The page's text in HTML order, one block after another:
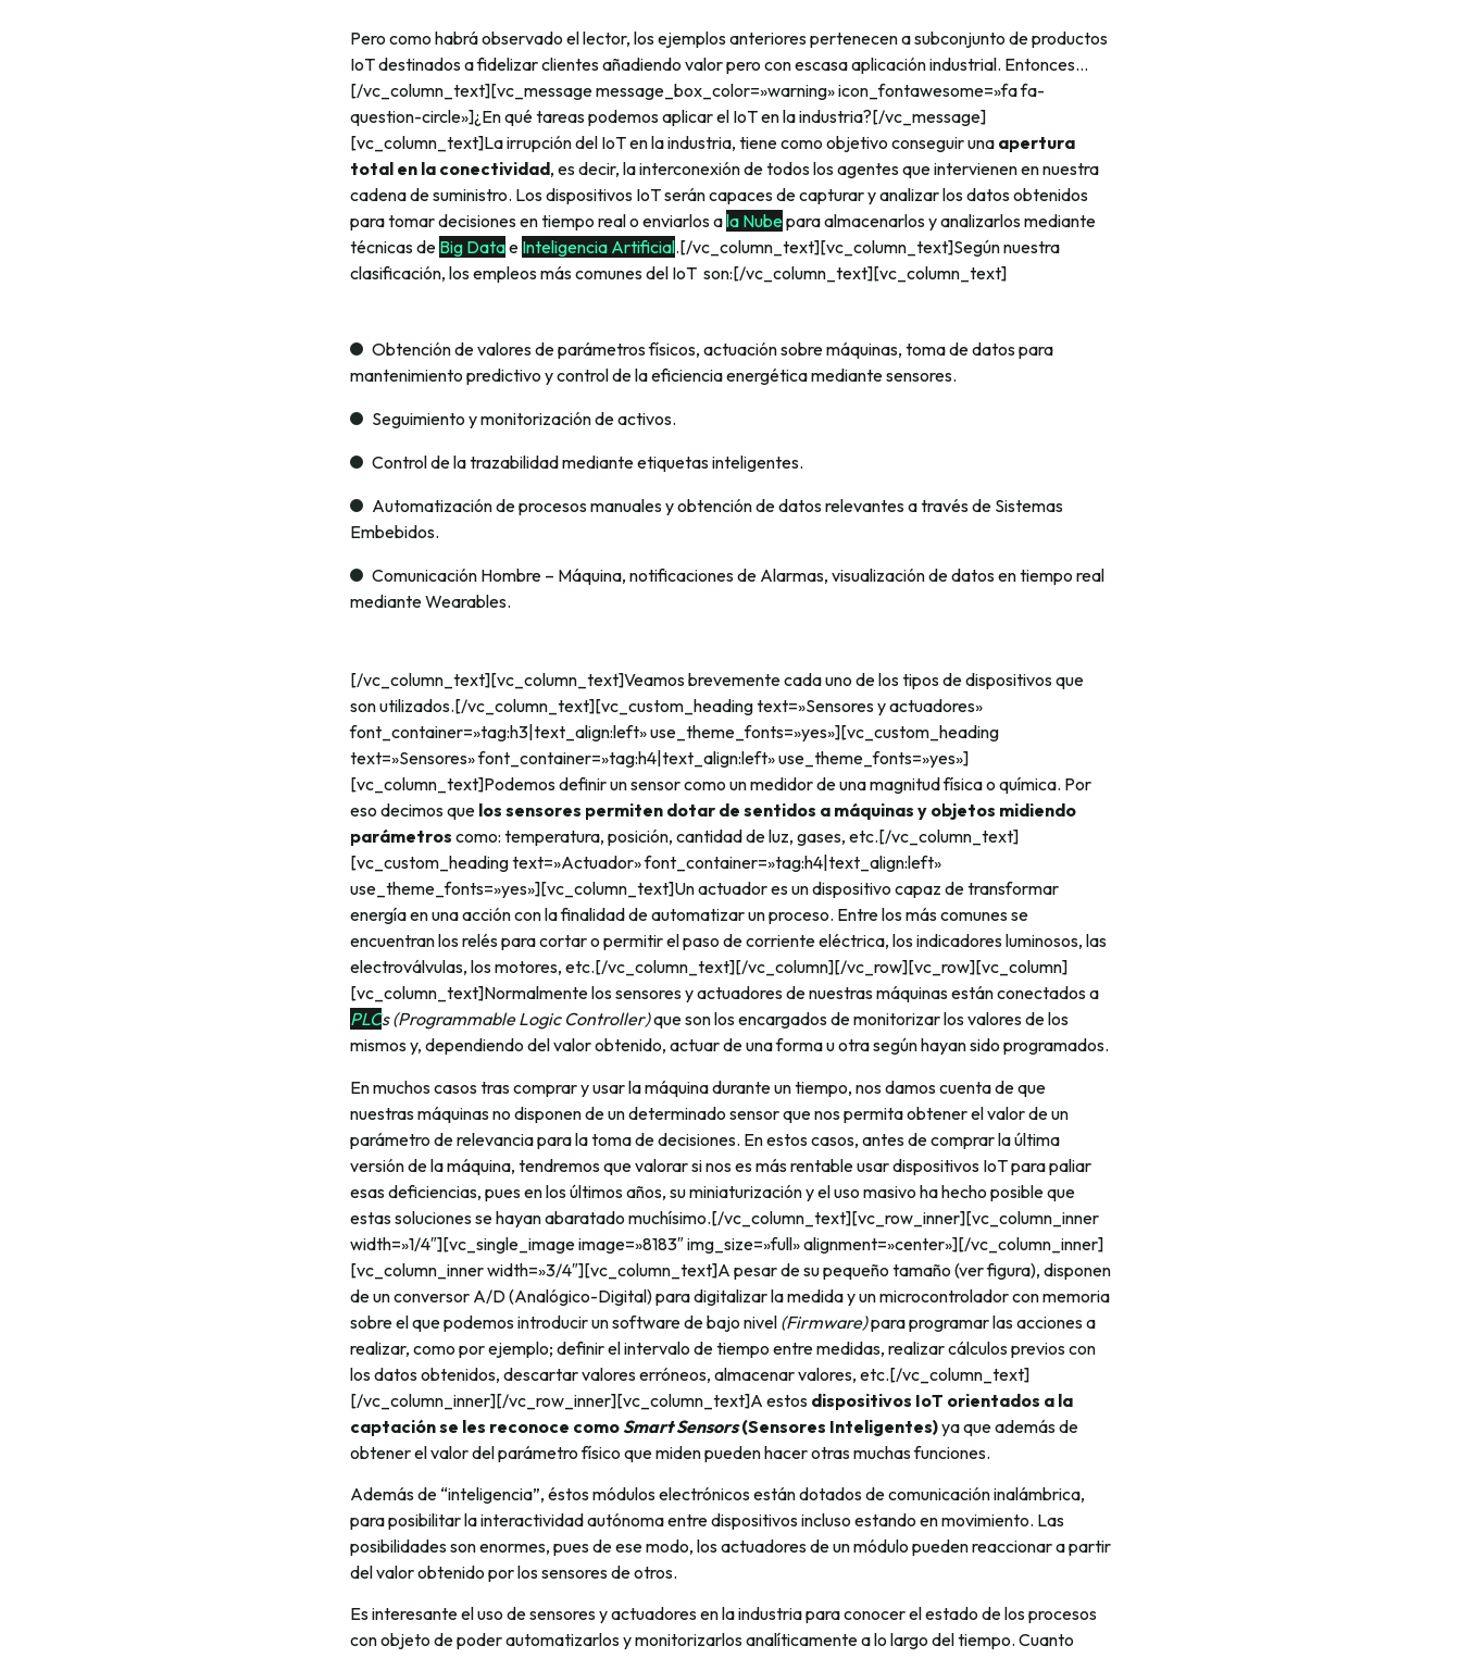
Pero como habrá observado el lector, los ejemplos anteriores pertenecen a subconjunto de productos
IoT destinados a fidelizar clientes añadiendo valor pero con escasa aplicación industrial. Entonces…
[/vc_column_text][vc_message message_box_color=»warning» icon_fontawesome=»fa fa-
question-circle»]¿En qué tareas podemos aplicar el IoT en la industria?[/vc_message]
[vc_column_text]La irrupción del IoT en la industria, tiene como objetivo conseguir una apertura
total en la conectividad, es decir, la interconexión de todos los agentes que intervienen en nuestra
cadena de suministro. Los dispositivos IoT serán capaces de capturar y analizar los datos obtenidos
para tomar decisiones en tiempo real o enviarlos ala Nubepara almacenarlos y analizarlos mediante
técnicas de Big Datae Inteligencia Artificial.[/vc_column_text][vc_column_text]Según nuestra
clasificación, los empleos más comunes del IoT son:[/vc_column_text][vc_column_text]
Obtención de valores de parámetros físicos, actuación sobre máquinas, toma de datos para
mantenimiento predictivo y control de la eficiencia energética mediante sensores.
Seguimiento y monitorización de activos.
Control de la trazabilidad mediante etiquetas inteligentes.
Automatización de procesos manuales y obtención de datos relevantes a través de Sistemas
Embebidos.
Comunicación Hombre – Máquina, notificaciones de Alarmas, visualización de datos en tiempo real
mediante Wearables.
[/vc_column_text][vc_column_text]Veamos brevemente cada uno de los tipos de dispositivos que
son utilizados.[/vc_column_text][vc_custom_heading text=»Sensores y actuadores»
font_container=»tag:h3|text_align:left» use_theme_fonts=»yes»][vc_custom_heading
text=»Sensores» font_container=»tag:h4|text_align:left» use_theme_fonts=»yes»]
[vc_column_text]Podemos definir un sensor como un medidor de una magnitud física o química. Por
eso decimos que los sensores permiten dotar de sentidos a máquinas y objetos midiendo
parámetros como: temperatura, posición, cantidad de luz, gases, etc.[/vc_column_text]
[vc_custom_heading text=»Actuador» font_container=»tag:h4|text_align:left»
use_theme_fonts=»yes»][vc_column_text]Un actuador es un dispositivo capaz de transformar
energía en una acción con la finalidad de automatizar un proceso. Entre los más comunes se
encuentran los relés para cortar o permitir el paso de corriente eléctrica, los indicadores luminosos, las
electroválvulas, los motores, etc.[/vc_column_text][/vc_column][/vc_row][vc_row][vc_column]
[vc_column_text]Normalmente los sensores y actuadores de nuestras máquinas están conectados a
PLCs (Programmable Logic Controller)que son los encargados de monitorizar los valores de los
mismos y, dependiendo del valor obtenido, actuar de una forma u otra según hayan sido programados.
En muchos casos tras comprar y usar la máquina durante un tiempo, nos damos cuenta de que
nuestras máquinas no disponen de un determinado sensor que nos permita obtener el valor de un
parámetro de relevancia para la toma de decisiones. En estos casos, antes de comprar la última
versión de la máquina, tendremos que valorar si nos es más rentable usar dispositivos IoT para paliar
esas deficiencias, pues en los últimos años, su miniaturización y el uso masivo ha hecho posible que
estas soluciones se hayan abaratado muchísimo.[/vc_column_text][vc_row_inner][vc_column_inner
width=»1/4″][vc_single_image image=»8183″ img_size=»full» alignment=»center»][/vc_column_inner]
[vc_column_inner width=»3/4″][vc_column_text]A pesar de su pequeño tamaño (ver figura), disponen
de un conversor A/D (Analógico-Digital) para digitalizar la medida y un microcontrolador con memoria
sobre el que podemos introducir un software de bajo nivel (Firmware)para programar las acciones a
realizar, como por ejemplo; definir el intervalo de tiempo entre medidas, realizar cálculos previos con
los datos obtenidos, descartar valores erróneos, almacenar valores, etc.[/vc_column_text]
[/vc_column_inner][/vc_row_inner][vc_column_text]A estos dispositivos IoT orientados a la
captación se les reconoce comoSmartSensors(Sensores Inteligentes)ya que además de
obtener el valor del parámetro físico que miden pueden hacer otras muchas funciones.
Además de “inteligencia”, éstos módulos electrónicos están dotados de comunicación inalámbrica,
para posibilitar la interactividad autónoma entre dispositivos incluso estando en movimiento. Las
posibilidades son enormes, pues de ese modo, los actuadores de un módulo pueden reaccionar a partir
del valor obtenido por los sensores de otros.
Es interesante el uso de sensores y actuadores en la industria para conocer el estado de los procesos
con objeto de poder automatizarlos y monitorizarlos analíticamente a lo largo del tiempo. Cuanto